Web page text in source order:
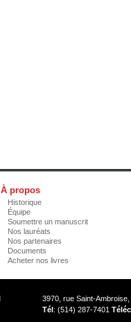
À propos
Historique
Équipe
Soumettre un manuscrit
Nos lauréats
Nos partenaires
Documents
Acheter nos livres
3970, rue Saint-
Tél : (514) 287-7401 Téléc